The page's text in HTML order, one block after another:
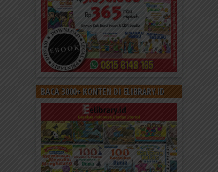
BACA 3000+ KONTEN DI ELIBRARY.ID